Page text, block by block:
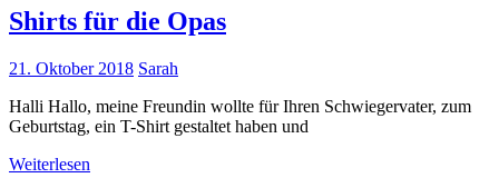
Shirts für die Opas
21. Oktober 2018 Sarah
Halli Hallo, meine Freundin wollte für Ihren Schwiegervater, zum
Geburtstag, ein T-Shirt gestaltet haben und
Weiterlesen